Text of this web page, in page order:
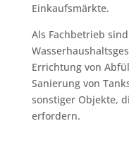
Einkaufsmärkte.
Als Fachbetrieb
Errichtung von
Sanierung von
sonstiger Objekte,
erfordern.